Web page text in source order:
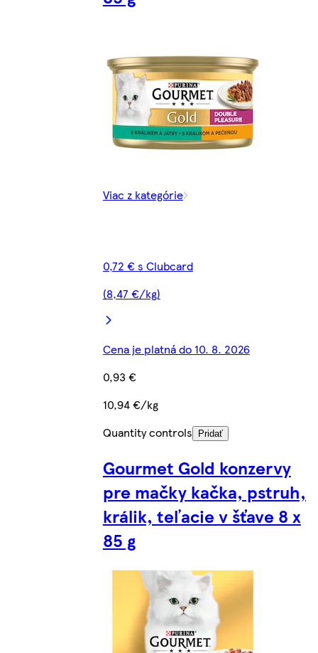
Viac z kategórie
0,72 € s Clubcard
(8,47 €/kg)
Cena je platná do 10. 8. 2026
0,93 €
10,94 €/kg
Quantity controls
Pridať
Gourmet Gold konzervy
pre mačky kačka, pstruh,
králik, teľacie v šťave 8 x
85 g